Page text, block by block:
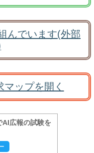
んでいます(外部
ップを開く
AI広報の試験を